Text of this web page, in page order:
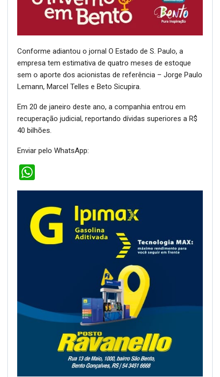
Conforme adiantou o jornal O Estado de S. Paulo, a
empresa tem estimativa de quatro meses de estoque
sem o aporte dos acionistas de referência – Jorge Paulo
Lemann, Marcel Telles e Beto Sicupira.
Em 20 de janeiro deste ano, a companhia entrou em
recuperação judicial, reportando dívidas superiores a R$
40 bilhões.
Enviar pelo WhatsApp: